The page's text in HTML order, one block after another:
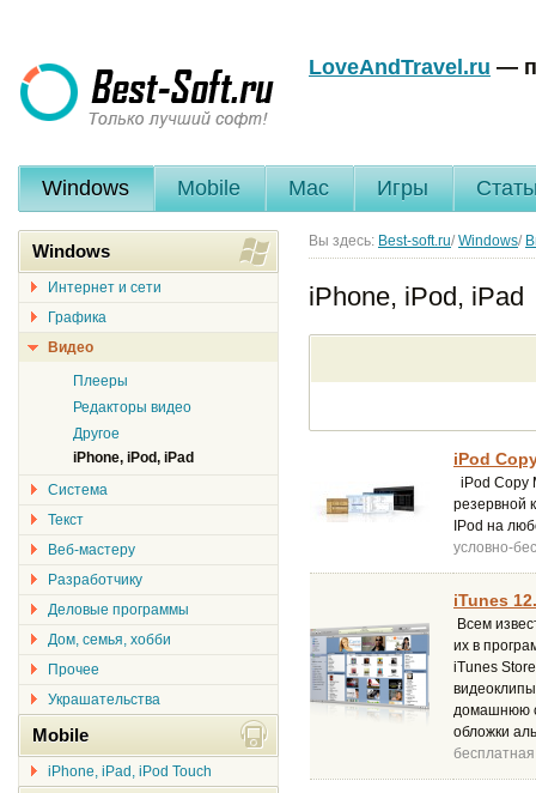
LoveAndTravel.ru —
Windows Mobile Mac Игры
Вы здесь: Best-soft.ru/ Windows/
iPhone, iPod, iPad
iPod
iPod Copy
резервной
IPod на
условно-
iTunes
Всем
их в
iTunes
домашнюю
обложки
бесплатная
Windows
Интернет и сети
Графика
Видео
Плееры
Редакторы видео
Другое
iPhone, iPod, iPad
Система
Текст
Веб-мастеру
Разработчику
Деловые программы
Дом, семья, хобби
Прочее
Украшательства
Mobile
iPhone, iPad, iPod Touch